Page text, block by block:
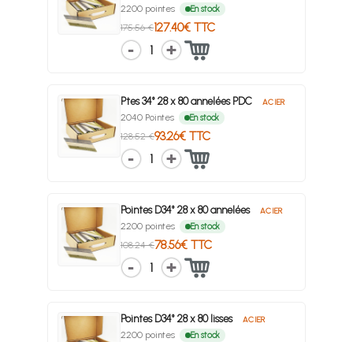
2200 pointes En stock
175.56 €127.40€ TTC
1
Ptes 34° 28 x 80 annelées PDC ACIER
2040 Pointes En stock
128.52 €93.26€ TTC
1
Pointes D34° 28 x 80 annelées ACIER
2200 pointes En stock
108.24 €78.56€ TTC
1
Pointes D34° 28 x 80 lisses ACIER
2200 pointes En stock